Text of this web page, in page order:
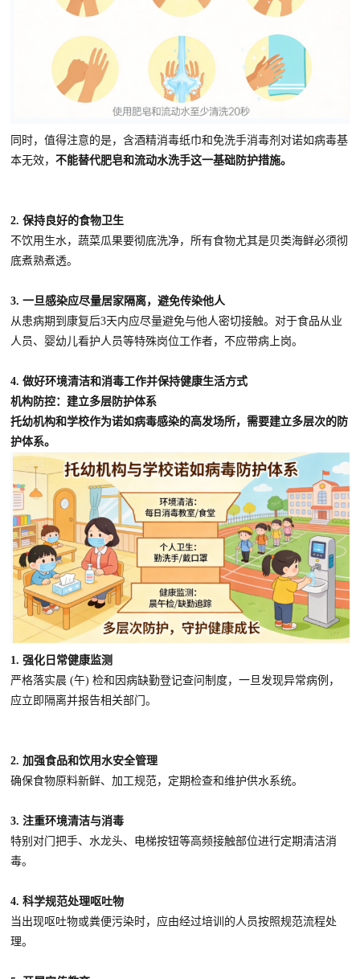
同时，值得注意的是，含酒精消毒纸巾和免洗手消毒剂对诺如病毒基
本无效，不能替代肥皂和流动水洗手这一基础防护措施。
2. 保持良好的食物卫生
不饮用生水，蔬菜瓜果要彻底洗净，所有食物尤其是贝类海鲜必须彻
底煮熟煮透。
3. 一旦感染应尽量居家隔离，避免传染他人
从患病期到康复后3天内应尽量避免与他人密切接触。对于食品从业
人员、婴幼儿看护人员等特殊岗位工作者，不应带病上岗。
4. 做好环境清洁和消毒工作并保持健康生活方式
机构防控：建立多层防护体系
托幼机构和学校作为诺如病毒感染的高发场所，需要建立多层次的防
护体系。
1. 强化日常健康监测
严格落实晨 (午) 检和因病缺勤登记查问制度，一旦发现异常病例，
应立即隔离并报告相关部门。
2. 加强食品和饮用水安全管理
确保食物原料新鲜、加工规范，定期检查和维护供水系统。
3. 注重环境清洁与消毒
特别对门把手、水龙头、电梯按钮等高频接触部位进行定期清洁消
毒。
4. 科学规范处理呕吐物
当出现呕吐物或粪便污染时，应由经过培训的人员按照规范流程处
理。